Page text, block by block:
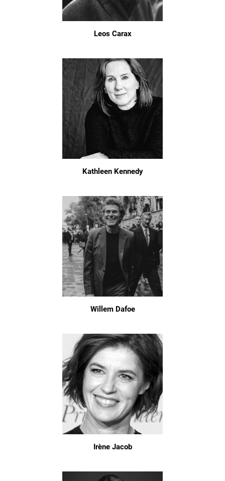
Leos Carax
Kathleen Kennedy
Willem Dafoe
Irène Jacob